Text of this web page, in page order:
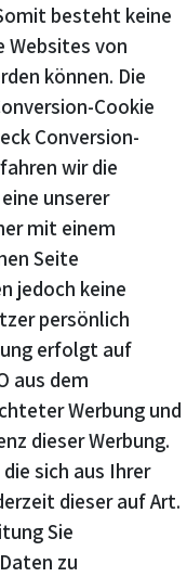
besteht keine
Websites von
können. Die
Cookie
Conversion-
wir die
unserer
mit einem
Seite
jedoch keine
persönlich
erfolgt auf
aus dem
Werbung und
dieser Werbung.
sich aus Ihrer
dieser auf Art.
Sie
zu